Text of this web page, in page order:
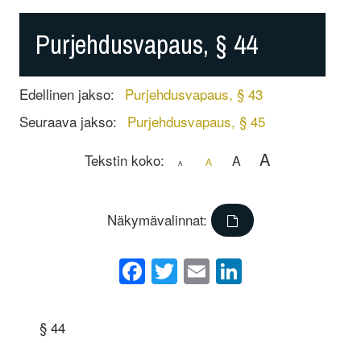
Purjehdusvapaus, § 44
Edellinen jakso: Purjehdusvapaus, § 43
Seuraava jakso: Purjehdusvapaus, § 45
Tekstin koko:
A A A A
Näkymävalinnat:
Facebook
Twitter
Email
§ 44